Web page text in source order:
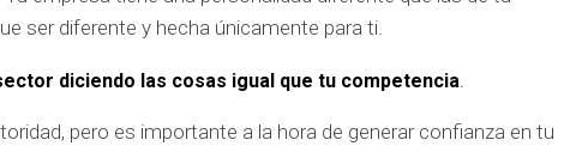
ser diferente y hecha únicamente para ti.
diciendo las cosas igual que tu competencia.
pero es importante a la hora de generar confianza en tu